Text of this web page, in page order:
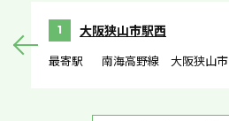
1 大阪狭山市駅西
最寄駅 南海高野線 大阪狭山市